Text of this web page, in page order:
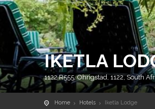
IKETLA
1122 R555, Ohrigstad, 1122, South
Home Hotels Iketla Lodge